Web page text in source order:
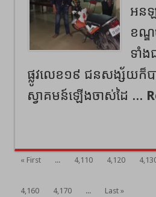
អន
ខណ្ឌ
ទាំង
ផ្លូវលេខ១៩ ជនសង្ស័យក៏ប
ស្វាគមន៍ឡើងចាស់ដៃ ...
« First ... 4,110 4,120
4,160 4,170 ... Last »